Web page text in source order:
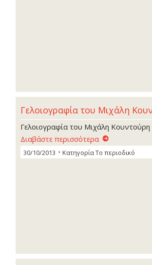
Γελοιογραφία του Μιχάλη
Γελοιογραφία του Μιχάλη Κουντούρη
Διαβάστε περισσότερα
30/10/2013 ΚατηγορίαΤο περιοδικό